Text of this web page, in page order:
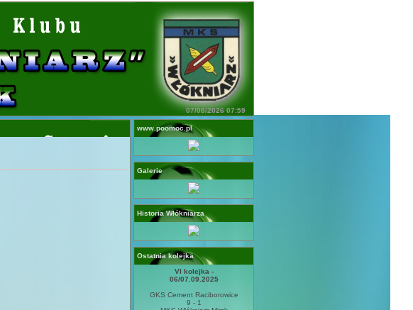
07/08/2026 07:59
www.poomoc.pl
Galerie
Historia Włókniarza
Ostatnia kolejka
VI kolejka -
06/07.09.2025
GKS Cement Raciborowice
9 - 1